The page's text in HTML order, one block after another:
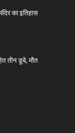
का इतिहास
तीन डूबे, मौत